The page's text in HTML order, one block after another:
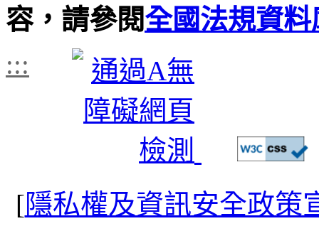
容，請參閱全國法規資料
:::
[隱私權及資訊安全政策